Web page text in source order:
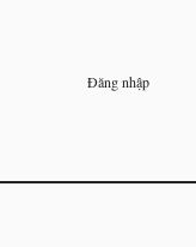
Đăng nhập